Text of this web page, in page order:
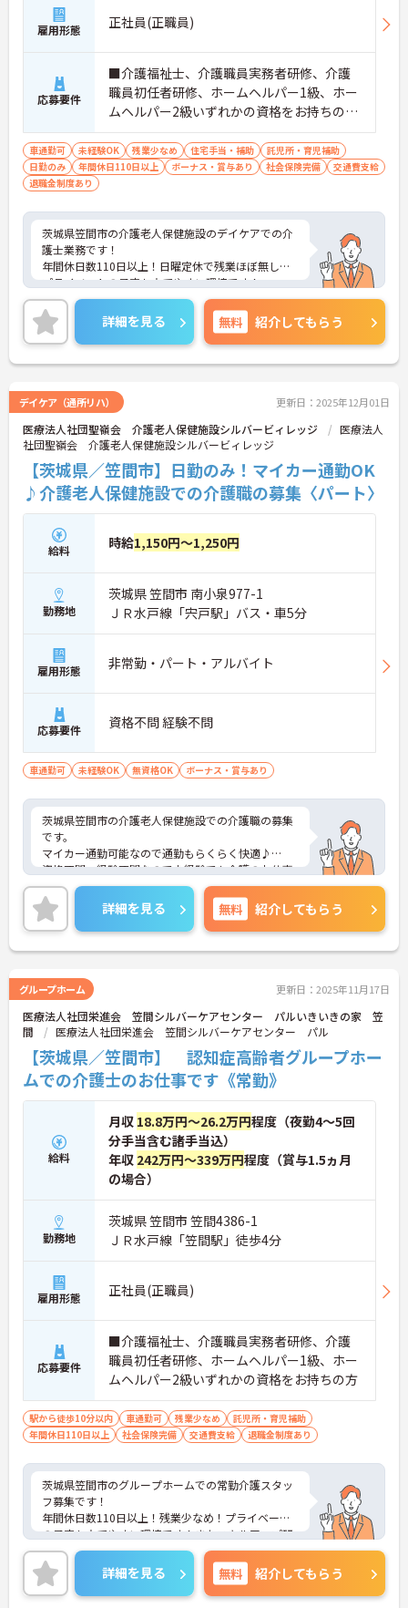
雇用形態 正社員(正職員)
応募要件
■介護福祉士、介護職員実務者研修、介護
職員初任者研修、ホームヘルパー1級、ホー
ムヘルパー2級いずれかの資格をお持ちの方
※未経験相談可能 ■普通自動車運転免許（A
T限定可）
車通勤可 未経験OK 残業少なめ 住宅手当・補助
託児所・育児補助
日勤のみ
年間休日110日以上 ボーナス・賞与あり 社会保険完備
交通費支給
退職金制度あり
茨城県笠間市の介護老人保健施設のデイケアでの介
護士業務です！
年間休日数110日以上！日曜定休で残業ほぼ無し！
プライベートの予定も立てやすい環境です！
ご興味ある方には、面接のポイントなど、さらに詳
細をお話致しますのでお気軽にご相談ください。
詳細を見る 無料 紹介してもらう
デイケア（通所リハ） 更新日：2025年12月01日
医療法人社団聖嶺会 介護老人保健施設シルバービィレッジ
医療法人
社団聖嶺会 介護老人保健施設シルバービィレッジ
【茨城県／笠間市】日勤のみ！マイカー通勤OK
♪介護老人保健施設での介護職の募集〈パート〉
給料 時給1,150円～1,250円
勤務地
茨城県 笠間市 南小泉977-1
ＪＲ水戸線「宍戸駅」バス・車5分
雇用形態 非常勤・パート・アルバイト
応募要件 資格不問 経験不問
車通勤可 未経験OK 無資格OK ボーナス・賞与あり
茨城県笠間市の介護老人保健施設での介護職の募集
です。
マイカー通勤可能なので通勤もらくらく快適♪
資格不問・経験不問なので未経験でも介護のお仕事
に興味がある方におすすめ！
ご興味のある方は、面接のポイントをお伝えします
のでお気軽にお問い合せください。
詳細を見る 無料 紹介してもらう
グループホーム 更新日：2025年11月17日
医療法人社団栄進会 笠間シルバーケアセンター パルいきいきの家 笠
間
医療法人社団栄進会 笠間シルバーケアセンター パル
【茨城県／笠間市】 認知症高齢者グループホー
ムでの介護士のお仕事です《常勤》
給料
月収 18.8万円～26.2万円程度（夜勤4～5回
分手当含む諸手当込）
年収 242万円～339万円程度（賞与1.5ヵ月
の場合）
勤務地
茨城県 笠間市 笠間4386-1
ＪＲ水戸線「笠間駅」徒歩4分
雇用形態 正社員(正職員)
応募要件
■介護福祉士、介護職員実務者研修、介護
職員初任者研修、ホームヘルパー1級、ホー
ムヘルパー2級いずれかの資格をお持ちの方
駅から徒歩10分以内 車通勤可 残業少なめ
託児所・育児補助
年間休日110日以上
社会保険完備 交通費支給 退職金制度あり
茨城県笠間市のグループホームでの常勤介護スタッ
フ募集です！
年間休日数110日以上！残業少なめ！プライベート
の予定も立てやすい環境です！またスキルアップ研
修制度などステップアップを目指しながら働けま
す！
ご興味ある方には、面接のポイントなど、さらに詳
細をお話致しますのでお気軽にご相談ください。
詳細を見る 無料 紹介してもらう